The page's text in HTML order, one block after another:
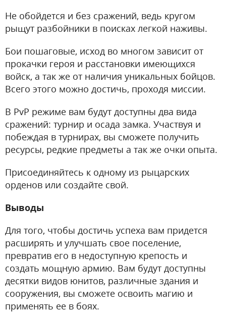
Не обойдется и без сражений, ведь кругом
рыщут разбойники в поисках легкой наживы.
Бои пошаговые, исход во многом зависит от
прокачки героя и расстановки имеющихся
войск, а так же от наличия уникальных бойцов.
Всего этого можно достичь, проходя миссии.
В PvP режиме вам будут доступны два вида
сражений: турнир и осада замка. Участвуя и
побеждая в турнирах, вы сможете получить
ресурсы, редкие предметы а так же очки опыта.
Присоединяйтесь к одному из рыцарских
орденов или создайте свой.
Выводы
Для того, чтобы достичь успеха вам придется
расширять и улучшать свое поселение,
превратив его в недоступную крепость и
создать мощную армию. Вам будут доступны
десятки видов юнитов, различные здания и
сооружения, вы сможете освоить магию и
применять ее в боях.